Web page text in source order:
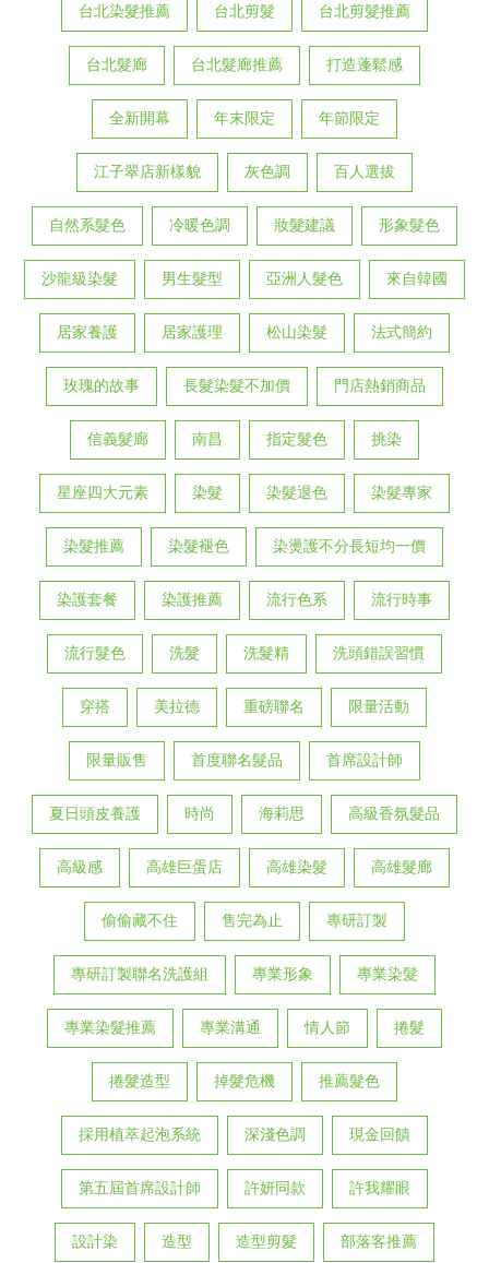
台北染髮推薦 台北剪髮 台北剪髮推薦
台北髮廊 台北髮廊推薦 打造蓬鬆感
全新開幕 年末限定 年節限定
江子翠店新樣貌 灰色調 百人選拔
自然系髮色 冷暖色調 妝髮建議 形象髮色
沙龍級染髮 男生髮型 亞洲人髮色 來自韓國
居家養護 居家護理 松山染髮 法式簡約
玫瑰的故事 長髮染髮不加價 門店熱銷商品
信義髮廊 南昌 指定髮色 挑染
星座四大元素 染髮 染髮退色 染髮專家
染髮推薦 染髮褪色 染燙護不分長短均一價
染護套餐 染護推薦 流行色系 流行時事
流行髮色 洗髮 洗髮精 洗頭錯誤習慣
穿搭 美拉德 重磅聯名 限量活動
限量販售 首度聯名髮品 首席設計師
夏日頭皮養護 時尚 海莉思 高級香氛髮品
高級感 高雄巨蛋店 高雄染髮 高雄髮廊
偷偷藏不住 售完為止 專研訂製
專研訂製聯名洗護組 專業形象 專業染髮
專業染髮推薦 專業溝通 情人節 捲髮
捲髮造型 掉髮危機 推薦髮色
採用植萃起泡系統 深淺色調 現金回饋
第五屆首席設計師 許妍同款 許我耀眼
設計染 造型 造型剪髮 部落客推薦